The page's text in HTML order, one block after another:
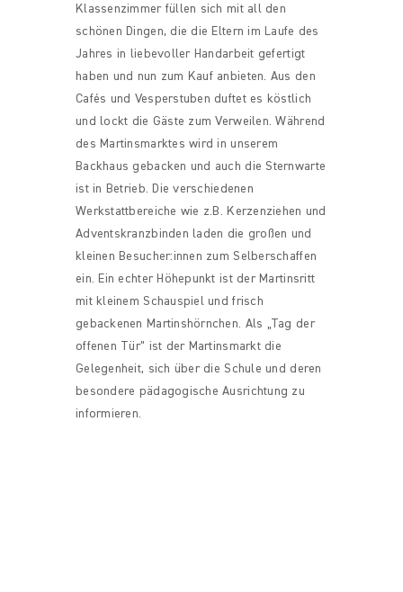
Klassenzimmer füllen sich mit all den
schönen Dingen, die die Eltern im Laufe des
Jahres in liebevoller Handarbeit gefertigt
haben und nun zum Kauf anbieten. Aus den
Cafés und Vesperstuben duftet es köstlich
und lockt die Gäste zum Verweilen. Während
des Martinsmarktes wird in unserem
Backhaus gebacken und auch die Sternwarte
ist in Betrieb. Die verschiedenen
Werkstattbereiche wie z.B. Kerzenziehen und
Adventskranzbinden laden die großen und
kleinen Besucher:innen zum Selberschaffen
ein. Ein echter Höhepunkt ist der Martinsritt
mit kleinem Schauspiel und frisch
gebackenen Martinshörnchen. Als „Tag der
offenen Tür” ist der Martinsmarkt die
Gelegenheit, sich über die Schule und deren
besondere pädagogische Ausrichtung zu
informieren.